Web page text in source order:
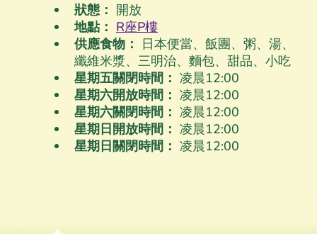
狀態： 開放
地點： R座P樓
供應食物： 日本便當、飯團、粥、湯、
纖維米漿、三明治、麵包、甜品、小吃
星期五關閉時間： 凌晨12:00
星期六開放時間： 凌晨12:00
星期六關閉時間： 凌晨12:00
星期日開放時間： 凌晨12:00
星期日關閉時間： 凌晨12:00